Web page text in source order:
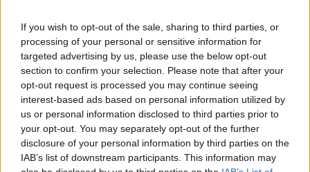
If you wish to opt-out of the sale, sharing to third parties, or
processing of your personal or sensitive information for
targeted advertising by us, please use the below opt-out
section to confirm your selection. Please note that after your
opt-out request is processed you may continue seeing
interest-based ads based on personal information utilized by
us or personal information disclosed to third parties prior to
your opt-out. You may separately opt-out of the further
disclosure of your personal information by third parties on the
IAB’s list of downstream participants. This information may